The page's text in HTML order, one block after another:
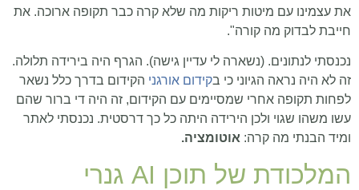
את עצמינו עם מיטות ריקות מה שלא קרה כבר תקופה ארוכה. את
חייבת לבדוק מה קורה".
נכנסתי לנתונים. (נשארה לי עדיין גישה). הגרף היה בירידה תלולה.
זה לא היה נראה הגיוני כי בקידום אורגני הקידום בדרך כלל נשאר
לפחות תקופה אחרי שמסיימים עם הקידום, זה היה די ברור שהם
עשו משהו שגוי ולכן הירידה היתה כל כך דרסטית. נכנסתי לאתר
ומיד הבנתי מה קרה: אוטומציה.
המלכודת של תוכן AI גנרי